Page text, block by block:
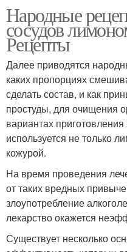
Народные
сосудов
Рецепты
Далее приводятся
каких пропорциях
сделать состав, и как
простуды, для очищения
вариантах
используется не только
кожурой.
На время проведения
от таких вредных
злоупотребление
лекарство окажется
Существует несколько